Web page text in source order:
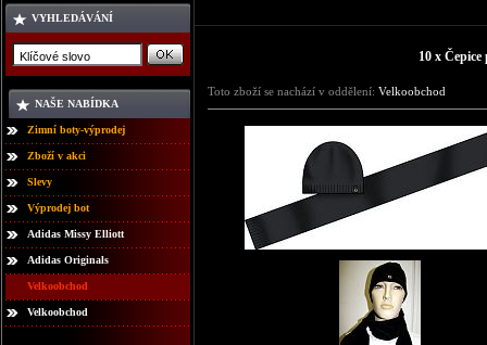
VYHLEDÁVÁNÍ
NAŠE NABÍDKA
Zimní boty-výprodej
Zboží v akci
Slevy
Výprodej bot
Adidas Missy Elliott
Adidas Originals
Velkoobchod
Velkoobchod
10 x
Toto zboží se nachází v oddělení: Velkoobchod